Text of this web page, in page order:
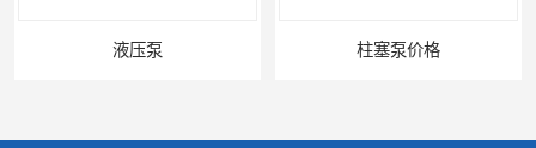
液压泵 柱塞泵价格